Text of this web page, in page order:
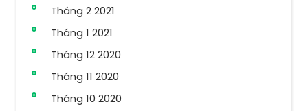
Tháng 2 2021
Tháng 1 2021
Tháng 12 2020
Tháng 11 2020
Tháng 10 2020